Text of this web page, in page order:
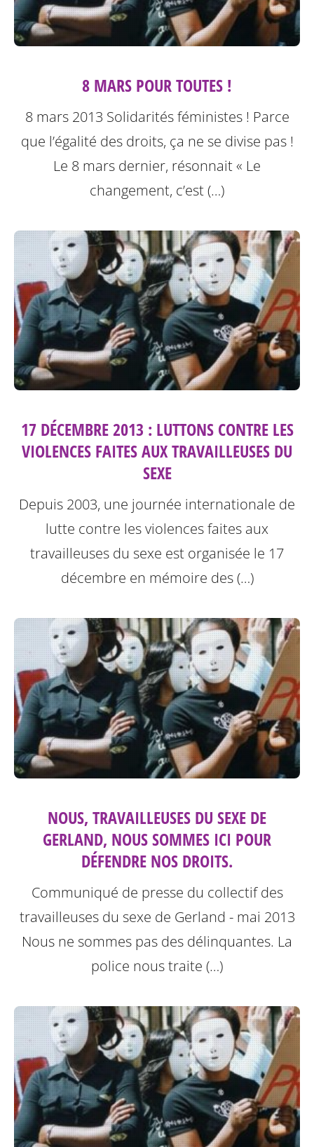
8 MARS POUR TOUTES !
8 mars 2013 Solidarités féministes ! Parce
que l’égalité des droits, ça ne se divise pas !
Le 8 mars dernier, résonnait « Le
changement, c’est (…)
17 DÉCEMBRE 2013 : LUTTONS CONTRE LES
VIOLENCES FAITES AUX TRAVAILLEUSES DU
SEXE
Depuis 2003, une journée internationale de
lutte contre les violences faites aux
travailleuses du sexe est organisée le 17
décembre en mémoire des (…)
NOUS, TRAVAILLEUSES DU SEXE DE
GERLAND, NOUS SOMMES ICI POUR
DÉFENDRE NOS DROITS.
Communiqué de presse du collectif des
travailleuses du sexe de Gerland - mai 2013
Nous ne sommes pas des délinquantes. La
police nous traite (…)